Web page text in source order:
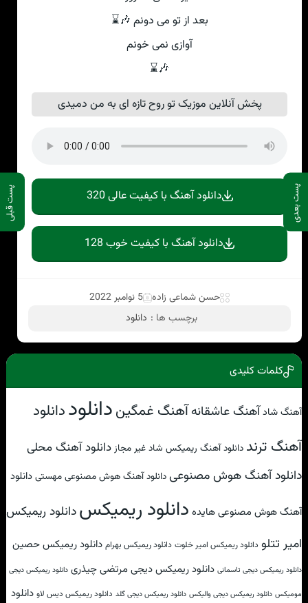
پست بعدی پست قبلی
بعد از تو می دونم 🎶⌛
آوازی نمی خونم
🎶⌛
پخش آنلاین موزیک تو روح تازه ای به من دمیدی
دانلود آهنگ با کیفیت عالی 320
دانلود آهنگ با کیفیت خوب 128
حسن شماعی زاده 5 نوامبر 2022
برچسب ها : دانلود
کلمات کلیدی
آهنگ شادآهنگ عاشقانهآهنگ غمگیندانلوددانلود
آهنگ ترند دانلود آهنگ ریمیکس شاد غیر مجازدانلود آهنگ محلی
دانلود آهنگ هوش مصنوعیدانلود آهنگ هوش مصنوعی مهستیدانلود
آهنگ هوش مصنوعی هایده دانلود ریمیکسدانلود ریمیکس
امیر تتلو دانلود ریمیکس امیر خلوت دانلود ریمیکس بهرام دانلود ریمیکس حصین
دانلود ریمیکس دیجی تاسمانی دانلود ریمیکس دیجی مرتضی چیذری دانلود ریمیکس دیجی
مومیکس دانلود ریمیکس دیجی والیکس دانلود ریمیکس دیجی گلد دانلود ریمیکس دیس لاو دانلود